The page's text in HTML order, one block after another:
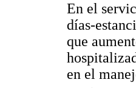
En el
días-
que
en el